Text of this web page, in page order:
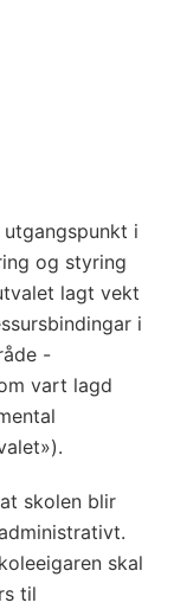
i
og styring
lagt vekt
i
-
vart lagd
skolen blir
skal
til